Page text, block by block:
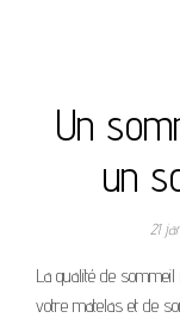
Un
un
21
La qualité de
votre matelas et de